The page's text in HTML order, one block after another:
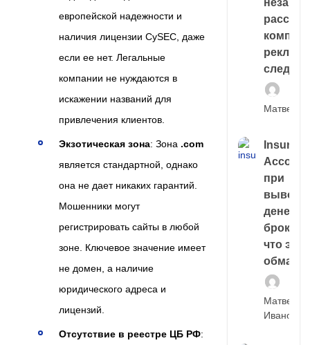
европейской надежности и
наличия лицензии CySEC, даже
если ее нет. Легальные
компании не нуждаются в
искажении названий для
привлечения клиентов.
Экзотическая зона: Зона .com
является стандартной, однако
она не дает никаких гарантий.
Мошенники могут
регистрировать сайты в любой
зоне. Ключевое значение имеет
не домен, а наличие
юридического адреса и
лицензий.
Отсутствие в реестре ЦБ РФ:
следа
Матвей
Account
при
выводе
денег у
что это,
обман?
Матвей
Иванов